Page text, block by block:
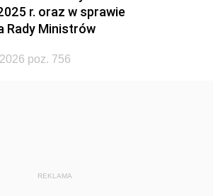
r. oraz w sprawie
Rady Ministrów
poz. 756
REKLAMA